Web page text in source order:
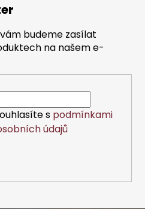
budeme zasílat
na našem e-
s podmínkami
údajů